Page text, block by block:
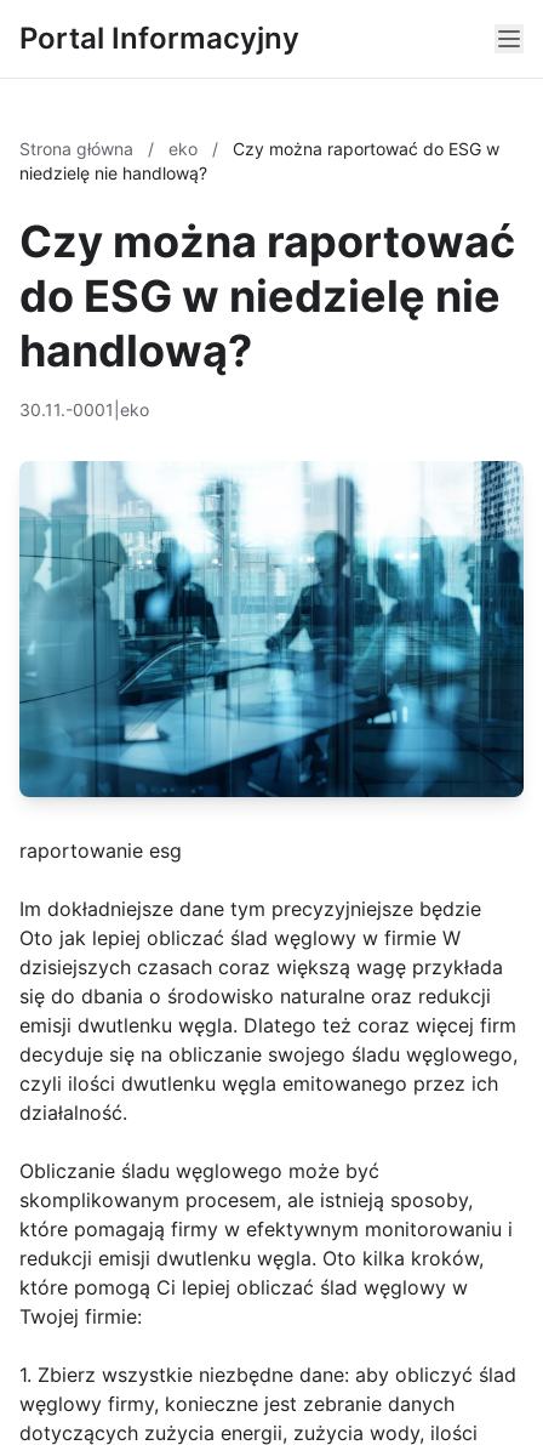
Portal Informacyjny
Strona główna / eko /
Czy można raportować do ESG w
niedzielę nie handlową?
Czy można raportować
do ESG w niedzielę nie
handlową?
30.11.-0001 eko
raportowanie esg
Im dokładniejsze dane tym precyzyjniejsze będzie
Oto jak lepiej obliczać ślad węglowy w firmie W
dzisiejszych czasach coraz większą wagę przykłada
się do dbania o środowisko naturalne oraz redukcji
emisji dwutlenku węgla. Dlatego też coraz więcej firm
decyduje się na obliczanie swojego śladu węglowego,
czyli ilości dwutlenku węgla emitowanego przez ich
działalność.
Obliczanie śladu węglowego może być
skomplikowanym procesem, ale istnieją sposoby,
które pomagają firmy w efektywnym monitorowaniu i
redukcji emisji dwutlenku węgla. Oto kilka kroków,
które pomogą Ci lepiej obliczać ślad węglowy w
Twojej firmie:
1. Zbierz wszystkie niezbędne dane: aby obliczyć ślad
węglowy firmy, konieczne jest zebranie danych
dotyczących zużycia energii, zużycia wody, ilości